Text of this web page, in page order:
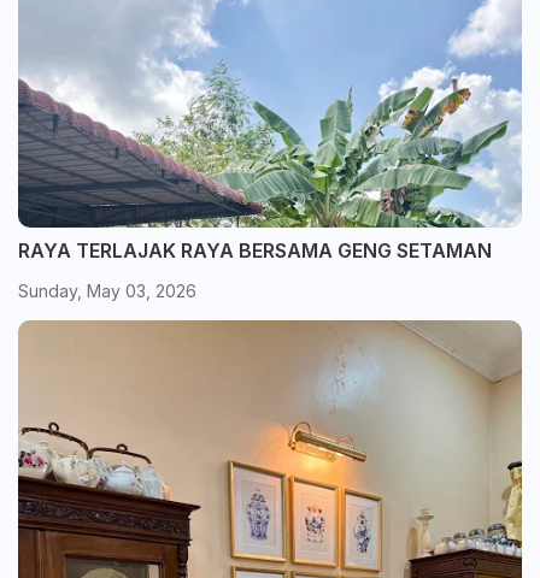
RAYA TERLAJAK RAYA BERSAMA GENG SETAMAN
Sunday, May 03, 2026